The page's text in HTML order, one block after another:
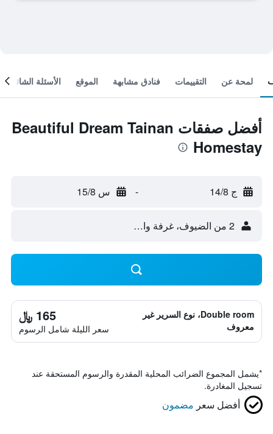
لمحة عن التقييمات فنادق مشابهة الموقع الأسئلة الشائعة
أفضل صفقات Beautiful Dream Tainan
Homestay
ج 14/8 - س 15/8
2 من الضيوف، غرفة واحدة
Double room، نوع السرير غير
معروف
165 ﷼
سعر الليلة شامل الرسوم
*يشمل المجموع الضرائب المحلية المقدرة والرسوم المستحقة عند
تسجيل المغادرة.
أفضل سعر مضمون